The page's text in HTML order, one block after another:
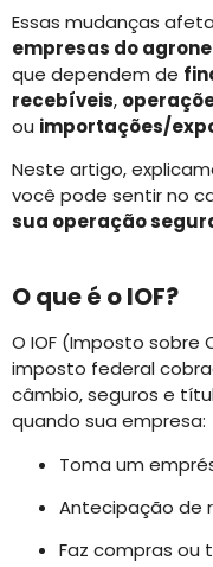
Essas mudanças
empresas do
que dependem de
recebíveis,
ou importações/
Neste artigo,
você pode sentir no
sua operação
O que é o IOF?
O IOF (Imposto sobre
imposto federal
câmbio, seguros e
quando sua empresa:
Toma um
Antecipação de
Faz compras ou